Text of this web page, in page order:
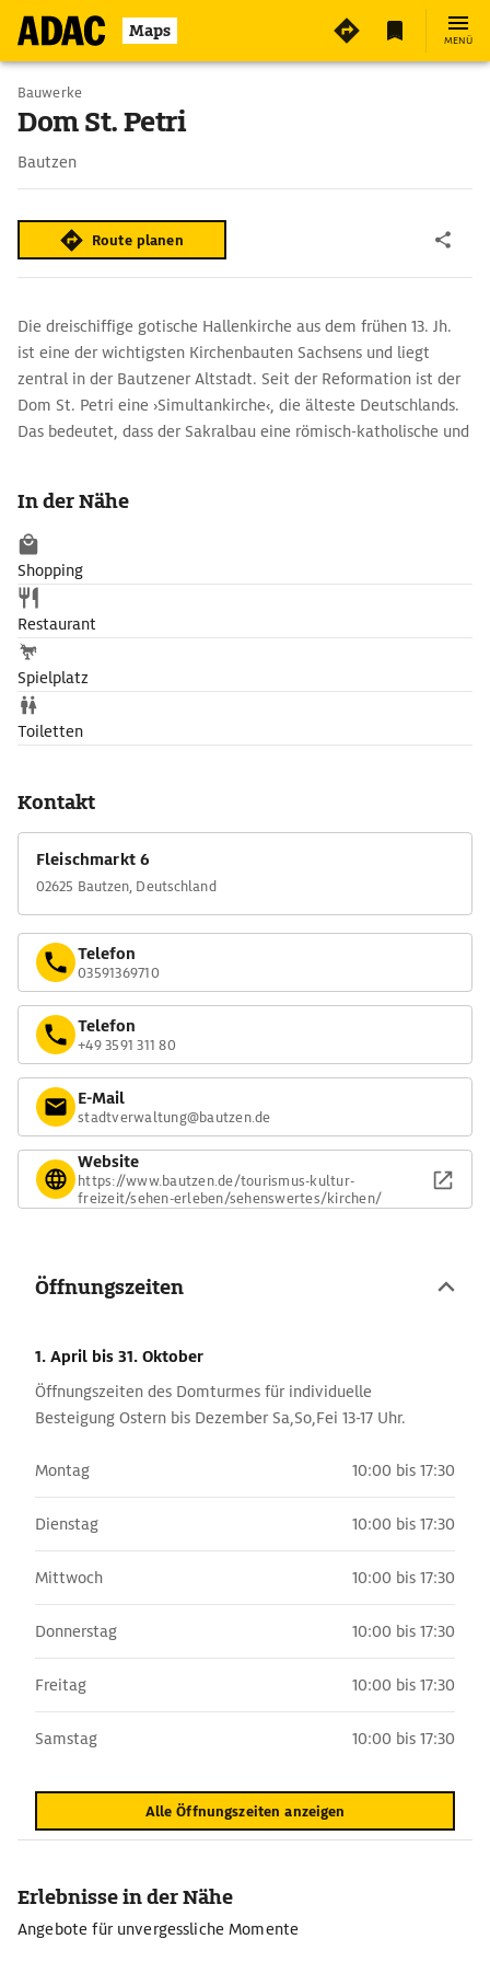
Maps MENÜ
Bauwerke
Dom St. Petri
Bautzen
Route planen
Die dreischiffige gotische Hallenkirche aus dem frühen 13. Jh.
ist eine der wichtigsten Kirchenbauten Sachsens und liegt
zentral in der Bautzener Altstadt. Seit der Reformation ist der
Dom St. Petri eine ›Simultankirche‹, die älteste Deutschlands.
Das bedeutet, dass der Sakralbau eine römisch-katholische und
Langhaus, der dem Bauwerk ein asymetrisches Aussehen
verleiht.
In der Nähe
Shopping
Restaurant
Spielplatz
Toiletten
Kontakt
Fleischmarkt 6
02625 Bautzen, Deutschland
Telefon
03591369710
Telefon
+49 3591 311 80
E-Mail
stadtverwaltung@bautzen.de
Website
https://www.bautzen.de/tourismus-kultur-
freizeit/sehen-erleben/sehenswertes/kirchen/
Öffnungszeiten
1. April bis 31. Oktober
Öffnungszeiten des Domturmes für individuelle
Besteigung Ostern bis Dezember Sa,So,Fei 13-17 Uhr.
Montag 10:00 bis 17:30
Dienstag 10:00 bis 17:30
Mittwoch 10:00 bis 17:30
Donnerstag 10:00 bis 17:30
Freitag 10:00 bis 17:30
Samstag 10:00 bis 17:30
Alle Öffnungszeiten anzeigen
Erlebnisse in der Nähe
Angebote für unvergessliche Momente